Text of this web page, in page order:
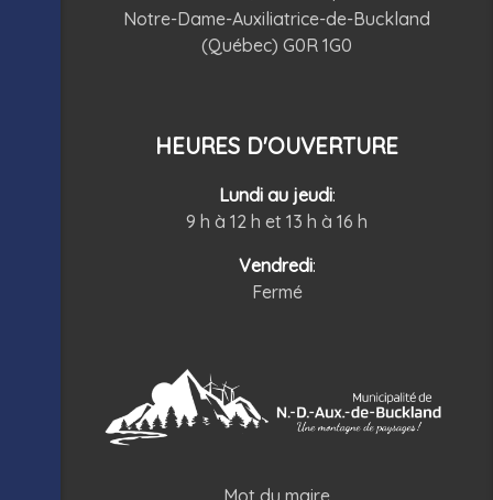
Notre-Dame-Auxiliatrice-de-Buckland
(Québec) G0R 1G0
HEURES D'OUVERTURE
Lundi au jeudi:
9 h à 12 h et 13 h à 16 h
Vendredi:
Fermé